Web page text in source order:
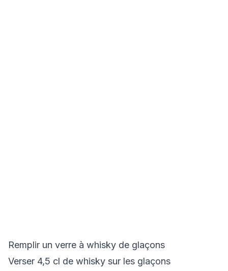
Remplir un verre à whisky de glaçons
Verser 4,5 cl de whisky sur les glaçons